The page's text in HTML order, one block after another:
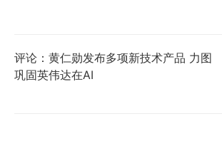
评论：黄仁勋发布多项新技术产品 力图
巩固英伟达在AI